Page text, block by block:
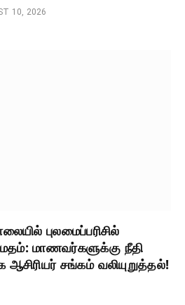
10, 2026
புலமைப்பரிசில்
மாணவர்களுக்கு நீதி
சங்கம் வலியுறுத்தல்!